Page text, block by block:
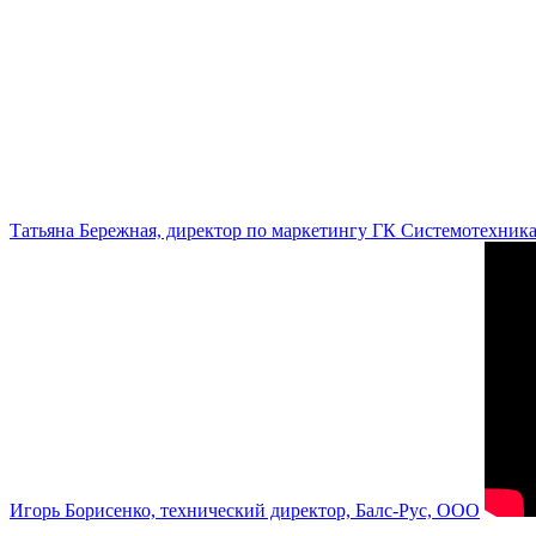
Татьяна Бережная, директор по маркетингу ГК Системотехника
Игорь Борисенко, технический директор, Балс-Рус, ООО